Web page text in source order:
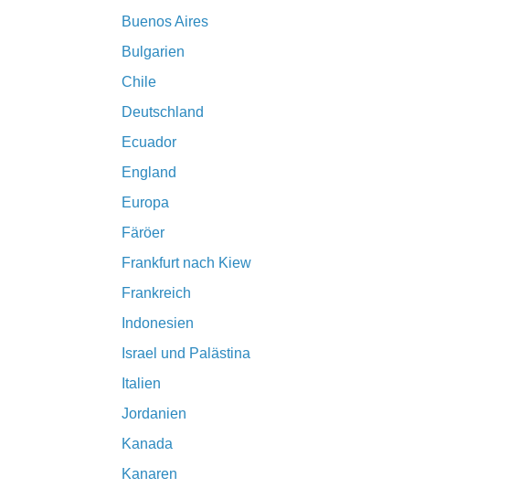
Buenos Aires
Bulgarien
Chile
Deutschland
Ecuador
England
Europa
Färöer
Frankfurt nach Kiew
Frankreich
Indonesien
Israel und Palästina
Italien
Jordanien
Kanada
Kanaren